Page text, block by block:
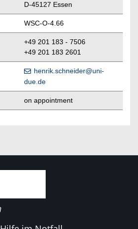
D-45127 Essen
WSC-O-4.66
+49 201 183 - 7506
+49 201 183 2601
henrik.schneider@uni-
due.de
on appointment